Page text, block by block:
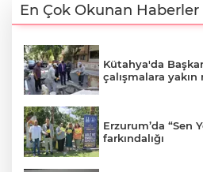
En Çok Okunan Haberler
Kütahya'da
çalışmalara yakın
Erzurum’da “Sen
farkındalığı